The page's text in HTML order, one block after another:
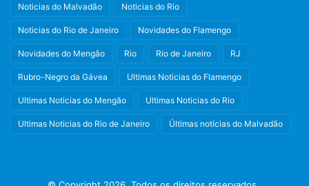
Noticias do Malvadão Noticias do Rio
Noticias do Rio de Janeiro Novidades do Flamengo
Novidades do Mengão Rio Rio de Janeiro RJ
Rubro-Negro da Gávea Ultimas Noticias do Flamengo
Ultimas Noticias do Mengão Ultimas Noticias do Rio
Ultimas Noticias do Rio de Janeiro Últimas notícias do Malvadão